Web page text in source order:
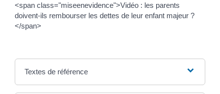
<span class="miseenevidence">Vidéo : les parents
doivent-ils rembourser les dettes de leur enfant majeur ?
</span>
Textes de référence